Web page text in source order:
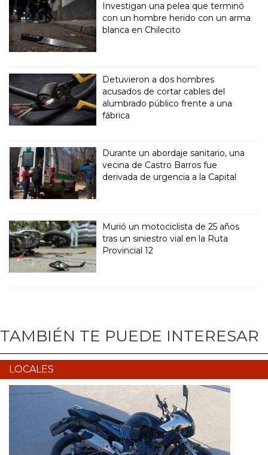
Investigan una pelea que terminó
con un hombre herido con un arma
blanca en Chilecito
Detuvieron a dos hombres
acusados de cortar cables del
alumbrado público frente a una
fábrica
Durante un abordaje sanitario, una
vecina de Castro Barros fue
derivada de urgencia a la Capital
Murió un motociclista de 25 años
tras un siniestro vial en la Ruta
Provincial 12
TAMBIÉN TE PUEDE INTERESAR
LOCALES